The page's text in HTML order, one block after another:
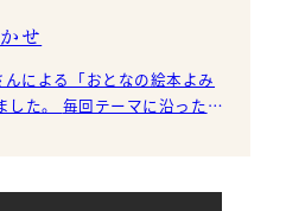
せ
による「おとなの絵本よみ
に沿った絵